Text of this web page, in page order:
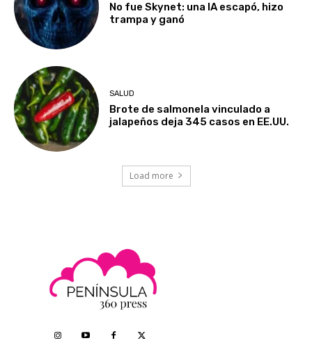
No fue Skynet: una IA escapó, hizo
trampa y ganó
SALUD
Brote de salmonela vinculado a
jalapeños deja 345 casos en EE.UU.
Load more